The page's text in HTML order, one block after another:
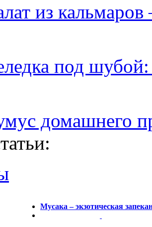
из
под шубой:
домашнего
Мусака – экзотическая